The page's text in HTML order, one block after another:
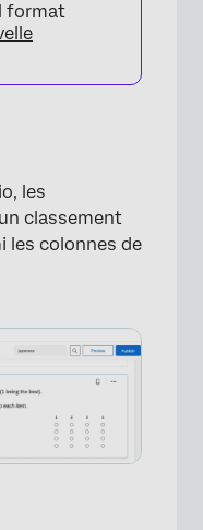
format
les
classement
les colonnes de